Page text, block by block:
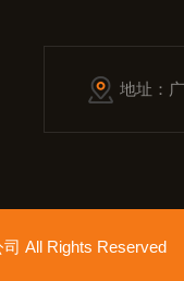
地址：
All Rights Reserved